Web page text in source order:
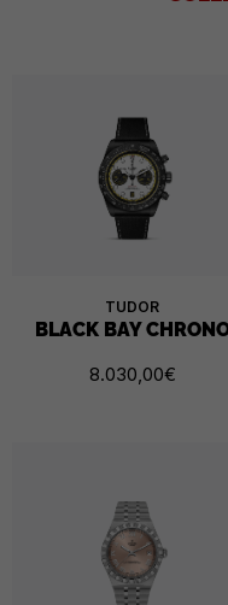
TUDOR
BLACK BAY
8.030,00€